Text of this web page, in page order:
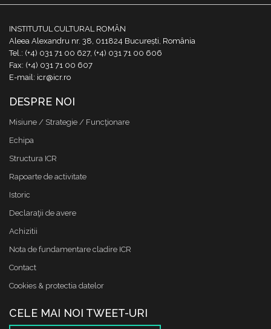
INSTITUTUL CULTURAL ROMÂN
Aleea Alexandru nr. 38, 011824 București, România
Tel.: (+4) 031 71 00 627, (+4) 031 71 00 606
Fax: (+4) 031 71 00 607
E-mail: icr@icr.ro
DESPRE NOI
Misiune / Strategie / Funcţionare
Echipa
Structura ICR
Rapoarte de activitate
Istoric
Declaraţii de avere
Achizitii
Nota de fundamentare cladire ICR
Contact
Cookies & protectia datelor
CELE MAI NOI TWEET-URI